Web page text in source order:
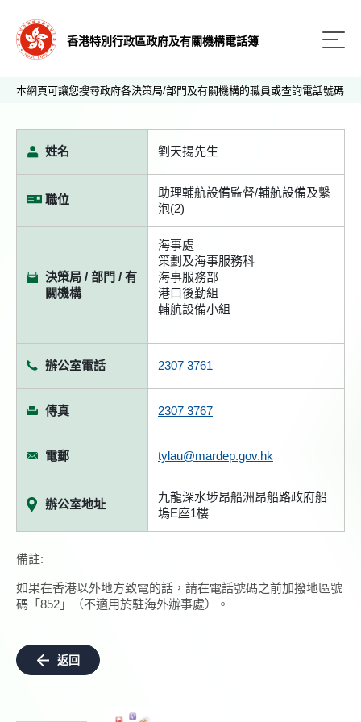
香港特別行政區政府及有關機構電話簿
本網頁可讓您搜尋政府各決策局/部門及有關機構的職員或查詢電話號碼
姓名 劉天揚先生
職位
助理輔航設備監督/輔航設備及繫
泡(2)
決策局 / 部門 / 有
關機構
海事處
策劃及海事服務科
海事服務部
港口後勤組
輔航設備小組
辦公室電話 2307 3761
傳真 2307 3767
電郵 tylau@mardep.gov.hk
辦公室地址
九龍深水埗昂船洲昂船路政府船
塢E座1樓
備註:
如果在香港以外地方致電的話，請在電話號碼之前加撥地區號
碼「852」（不適用於駐海外辦事處）。
返回